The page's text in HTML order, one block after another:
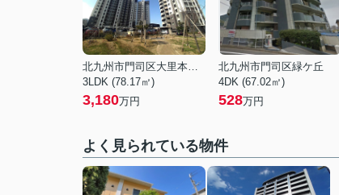
北九州市門司区大里本町３丁目
3LDK (78.17㎡)
3,180万円
北九州市門司区緑ケ丘
4DK (67.02㎡)
528万円
よく見られている物件